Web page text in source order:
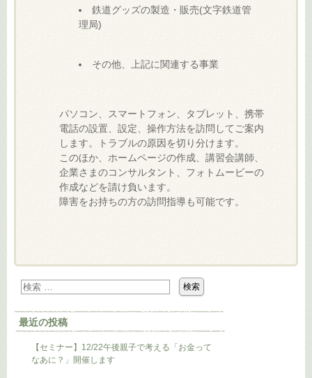
鉄道グッズの製造・販売(文字鉄道管
理局)
その他、上記に関連する事業
パソコン、スマートフォン、タブレット、携帯
電話の設置、設定、操作方法を訪問してご案内
します。トラブルの原因を切り分けます。
このほか、ホームページの作成、講習会講師、
企業さまのコンサルタント、フォトムービーの
作成などを請け負います。
障害をお持ちの方の訪問指導も可能です。
最近の投稿
【セミナー】12/22午後親子で考える「お金って
なあに？」開催します